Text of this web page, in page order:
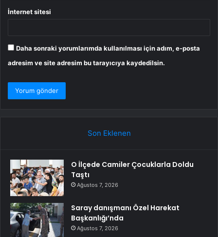
İnternet sitesi
Daha sonraki yorumlarımda kullanılması için adım, e-posta
adresim ve site adresim bu tarayıcıya kaydedilsin.
Son Eklenen
O İlçede Camiler Çocuklarla Doldu
Taştı
Ağustos 7, 2026
Saray danışmanı Özel Harekat
Başkanlığı’nda
Ağustos 7, 2026